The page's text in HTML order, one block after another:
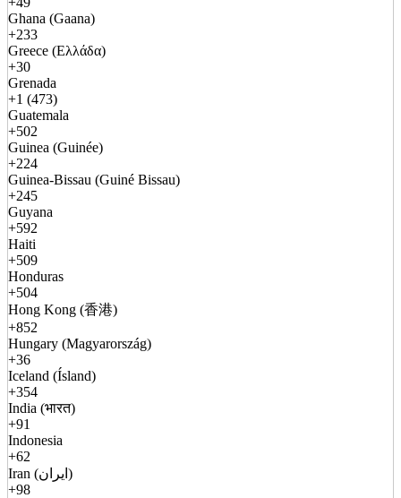
Ghana (Gaana)
+233
Greece (Ελλάδα)
+30
Grenada
+1 (473)
Guatemala
+502
Guinea (Guinée)
+224
Guinea-Bissau (Guiné Bissau)
+245
Guyana
+592
Haiti
+509
Honduras
+504
Hong Kong (香港)
+852
Hungary (Magyarország)
+36
Iceland (Ísland)
+354
India (भारत)
+91
Indonesia
+62
Iran (ایران)
+98